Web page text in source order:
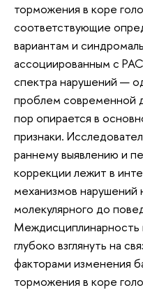
торможения в коре
соответствующие
вариантам и
ассоциированным с
спектра нарушений —
проблем современной
пор опирается в
признаки.
раннему выявлению и
коррекции лежит в
механизмов нарушений
молекулярного до
Междисциплинарность
глубоко взглянуть на
факторами изменения
торможения в коре